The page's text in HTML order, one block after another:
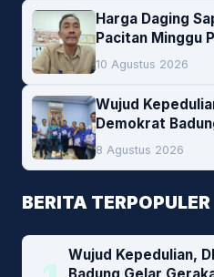
Harga Daging
Pacitan Minggu
1,66 Persen. Ini
10 Agustus 2026
Wujud
Demokrat
Darah
8 Agustus 2026
BERITA TERPOPULER
Wujud Kepedulian,
Badung Gelar